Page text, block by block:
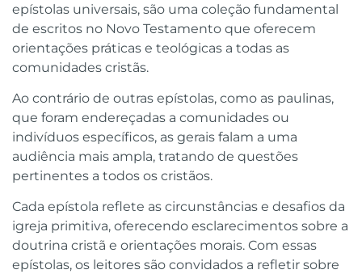
epístolas universais, são uma coleção fundamental
de escritos no Novo Testamento que oferecem
orientações práticas e teológicas a todas as
comunidades cristãs.
Ao contrário de outras epístolas, como as paulinas,
que foram endereçadas a comunidades ou
indivíduos específicos, as gerais falam a uma
audiência mais ampla, tratando de questões
pertinentes a todos os cristãos.
Cada epístola reflete as circunstâncias e desafios da
igreja primitiva, oferecendo esclarecimentos sobre a
doutrina cristã e orientações morais. Com essas
epístolas, os leitores são convidados a refletir sobre